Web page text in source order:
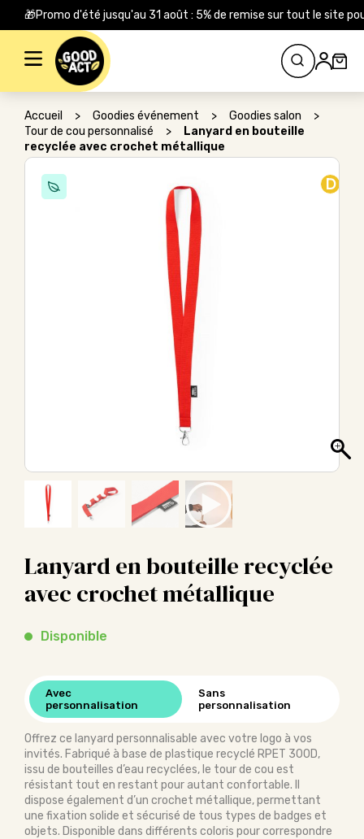
🎁Promo d'été jusqu'au 31 août : 5% de remise sur tout le site
Rechercher :
Accueil > Goodies événement > Goodies salon
>
Tour de cou personnalisé
>
Lanyard en bouteille
recyclée avec crochet métallique
D
Lanyard en bouteille recyclée
avec crochet métallique
Disponible
Avec
personnalisation
Sans
personnalisation
Offrez ce lanyard personnalisable avec votre logo à vos
invités. Fabriqué à base de plastique recyclé RPET 300D,
issu de bouteilles d’eau recyclées, le tour de cou est
résistant tout en restant pour autant confortable. Il
dispose également d’un crochet métallique, permettant
une fixation solide et sécurisé de tous types de badges et
objets. Disponible dans différents coloris pour correspondre